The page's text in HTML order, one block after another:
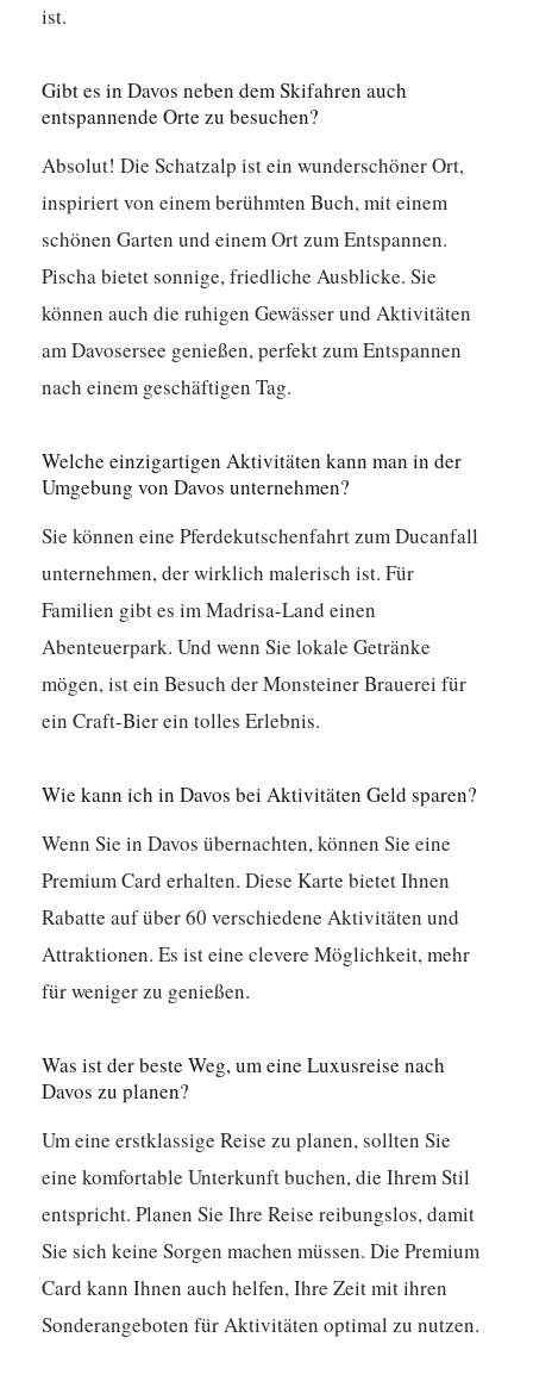
ist.
Gibt es in Davos neben dem Skifahren auch
entspannende Orte zu besuchen?
Absolut! Die Schatzalp ist ein wunderschöner Ort,
inspiriert von einem berühmten Buch, mit einem
schönen Garten und einem Ort zum Entspannen.
Pischa bietet sonnige, friedliche Ausblicke. Sie
können auch die ruhigen Gewässer und Aktivitäten
am Davosersee genießen, perfekt zum Entspannen
nach einem geschäftigen Tag.
Welche einzigartigen Aktivitäten kann man in der
Umgebung von Davos unternehmen?
Sie können eine Pferdekutschenfahrt zum Ducanfall
unternehmen, der wirklich malerisch ist. Für
Familien gibt es im Madrisa-Land einen
Abenteuerpark. Und wenn Sie lokale Getränke
mögen, ist ein Besuch der Monsteiner Brauerei für
ein Craft-Bier ein tolles Erlebnis.
Wie kann ich in Davos bei Aktivitäten Geld sparen?
Wenn Sie in Davos übernachten, können Sie eine
Premium Card erhalten. Diese Karte bietet Ihnen
Rabatte auf über 60 verschiedene Aktivitäten und
Attraktionen. Es ist eine clevere Möglichkeit, mehr
für weniger zu genießen.
Was ist der beste Weg, um eine Luxusreise nach
Davos zu planen?
Um eine erstklassige Reise zu planen, sollten Sie
eine komfortable Unterkunft buchen, die Ihrem Stil
entspricht. Planen Sie Ihre Reise reibungslos, damit
Sie sich keine Sorgen machen müssen. Die Premium
Card kann Ihnen auch helfen, Ihre Zeit mit ihren
Sonderangeboten für Aktivitäten optimal zu nutzen.